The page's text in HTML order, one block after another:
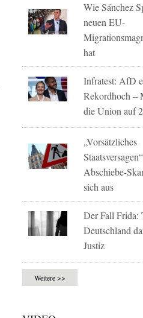
Wie Sánchez
neuen EU-
hat
Infratest: AfD
Rekordhoch –
die Union auf
„Vorsätzliches
Abschiebe-
sich aus
Der Fall Frida:
Deutschland
Justiz
Weitere >>